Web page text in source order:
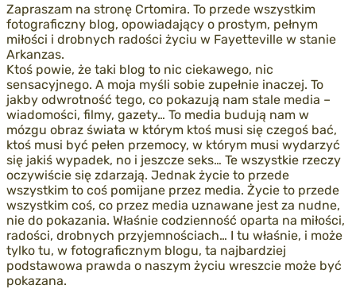
Zapraszam na stronę Crtomira. To przede wszystkim
fotograficzny blog, opowiadający o prostym, pełnym
miłości i drobnych radości życiu w Fayetteville w stanie
Arkanzas.
Ktoś powie, że taki blog to nic ciekawego, nic
sensacyjnego. A moja myśli sobie zupełnie inaczej. To
jakby odwrotność tego, co pokazują nam stale media –
wiadomości, filmy, gazety… To media budują nam w
mózgu obraz świata w którym ktoś musi się czegoś bać,
ktoś musi być pełen przemocy, w którym musi wydarzyć
się jakiś wypadek, no i jeszcze seks… Te wszystkie rzeczy
oczywiście się zdarzają. Jednak życie to przede
wszystkim to coś pomijane przez media. Życie to przede
wszystkim coś, co przez media uznawane jest za nudne,
nie do pokazania. Właśnie codzienność oparta na miłości,
radości, drobnych przyjemnościach… I tu właśnie, i może
tylko tu, w fotograficznym blogu, ta najbardziej
podstawowa prawda o naszym życiu wreszcie może być
pokazana.